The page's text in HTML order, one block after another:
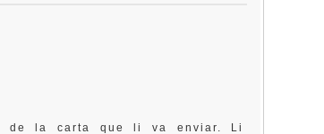
de la carta que li va enviar. Li